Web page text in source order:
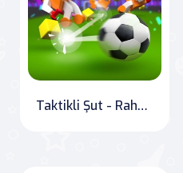
Taktikli Şut - Rahat Futbol Oyunu - Neşeli Futbol